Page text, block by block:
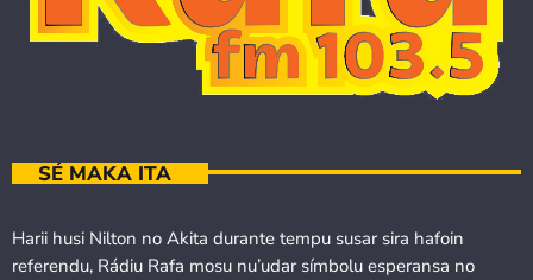
SÉ MAKA ITA
Harii husi Nilton no Akita durante tempu susar sira hafoin
referendu, Rádiu Rafa mosu nu’udar símbolu esperansa no